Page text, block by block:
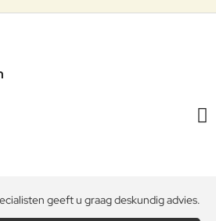
geeft u graag deskundig advies.